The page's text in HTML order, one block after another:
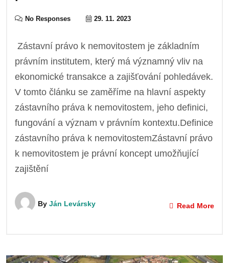
No Responses 29. 11. 2023
Zástavní právo k nemovitostem je základním
právním institutem, který má významný vliv na
ekonomické transakce a zajišťování pohledávek.
V tomto článku se zaměříme na hlavní aspekty
zástavního práva k nemovitostem, jeho definici,
fungování a význam v právním kontextu.Definice
zástavního práva k nemovitostemZástavní právo
k nemovitostem je právní koncept umožňující
zajištění
By Ján Levársky Read More